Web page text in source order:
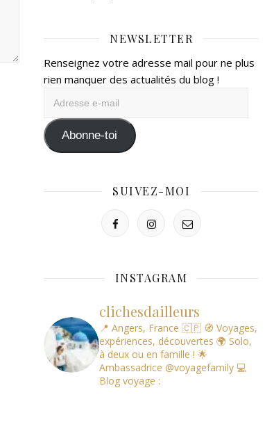
NEWSLETTER
Renseignez votre adresse mail pour ne plus
rien manquer des actualités du blog !
mail Abonne-toi
SUIVEZ-MOI
INSTAGRAM
clichesdailleurs
📍 Angers, France 🇨🇵 🧭 Voyages,
expériences, découvertes 🌍 Solo,
à deux ou en famille ! 🌟
Ambassadrice @voyagefamily 💻
Blog voyage :